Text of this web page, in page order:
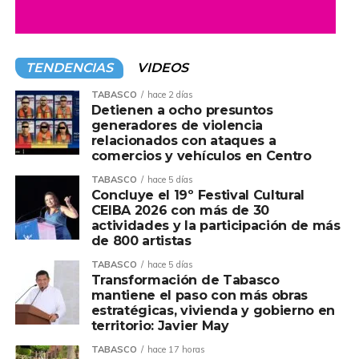
con los actores políticos del VI Distrito electoral,
mediante la Mesa de coordinación política de
cada municipio. Ayer le tocó, parte del Centro,
antes fue Teapa y Tacotalpa, queda pendiente
Jalapa. De acuerdo a fuentes de Morena,
pues para una buena parte de la militancia
resulta poco conocido, no obstante de ser hijo del
estrategia consiste montarse de los aspirantes a
las alcaldías.
Y en medio todo el arropamiento al junior de la
el caso más visible es el Centro, donde la
confrontación entre el líder del Congreso local,
Jorge Bracamontesy el ex titular de Sotop,
Daniel Casasús ya es abierta. El gran elector,
será nada menos el inquilino de Palacio de
TENDENCIAS VIDEOS
TABASCO hace 2 días
Detienen a ocho presuntos
generadores de violencia
relacionados con ataques a
comercios y vehículos en Centro
TABASCO hace 5 días
Concluye el 19º Festival Cultural
CEIBA 2026 con más de 30
actividades y la participación de más
de 800 artistas
TABASCO hace 5 días
Transformación de Tabasco
mantiene el paso con más obras
estratégicas, vivienda y gobierno en
territorio: Javier May
TABASCO hace 17 horas